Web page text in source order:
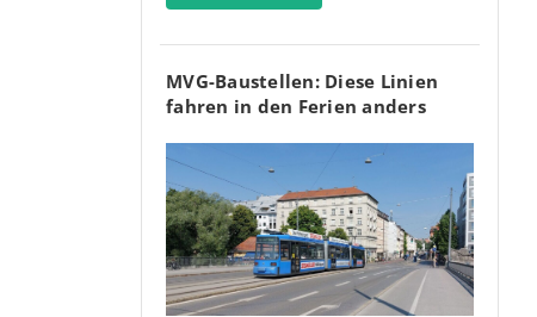
MVG-Baustellen: Diese Linien
fahren in den Ferien anders